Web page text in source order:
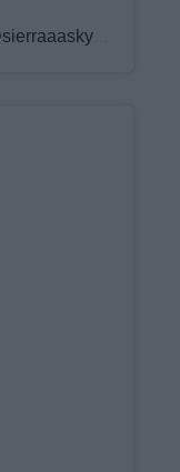
A post shared by Sierra Skye (@sierraaaskyee)